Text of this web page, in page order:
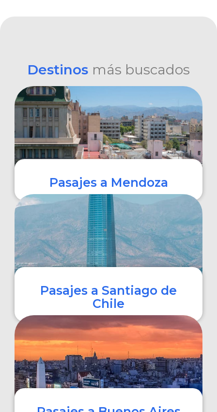
Destinos más buscados
Pasajes a Mendoza
COMPRAR
Pasajes a Santiago de
Chile